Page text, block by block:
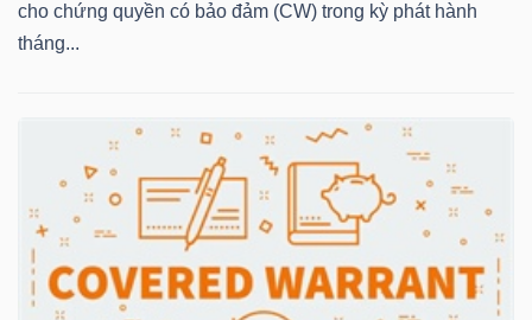
cho chứng quyền có bảo đảm (CW) trong kỳ phát hành
tháng...
PHIẾU
CÔNG
ĐẦU
TƯ